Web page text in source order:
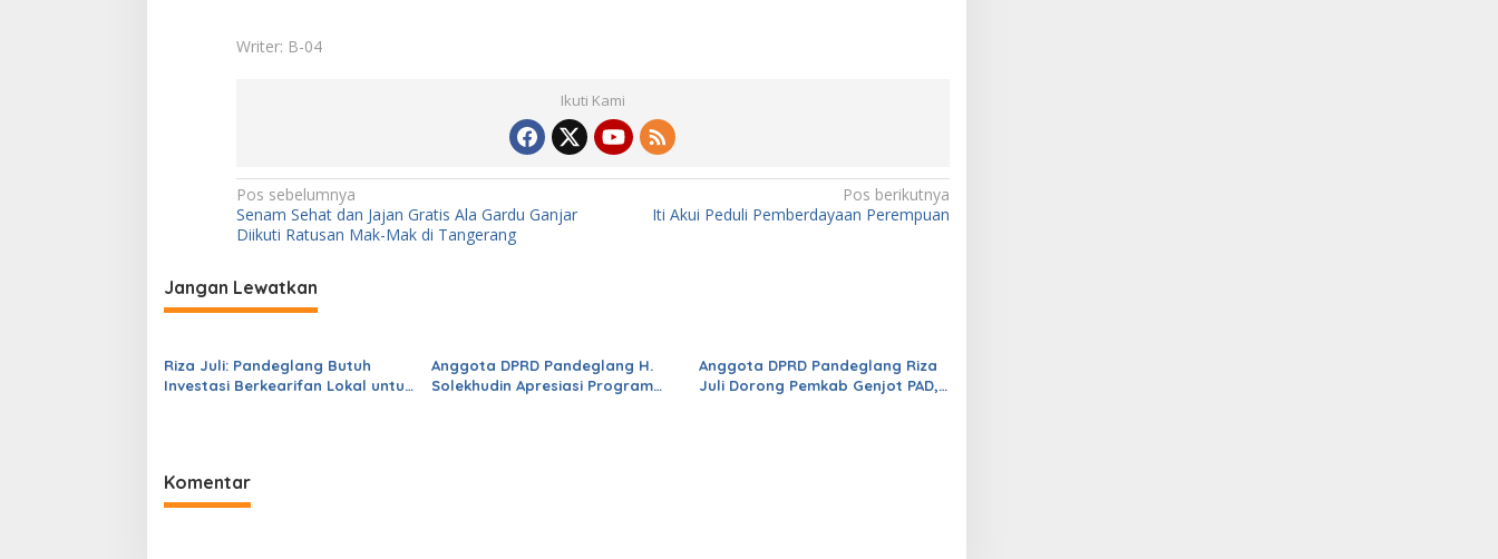
Writer: B-04
Ikuti Kami
N
a
i
g
a
s
o
s
Pos sebelumnya
Senam Sehat dan Jajan Gratis Ala Gardu Ganjar
Diikuti Ratusan Mak-Mak di Tangerang
Pos berikutnya
Iti Akui Peduli Pemberdayaan Perempuan
Jangan Lewatkan
Riza Juli: Pandeglang Butuh
Investasi Berkearifan Lokal untuk
Anggota DPRD Pandeglang H.
Solekhudin Apresiasi Program
Anggota DPRD Pandeglang Riza
Juli Dorong Pemkab Genjot PAD,
Komentar